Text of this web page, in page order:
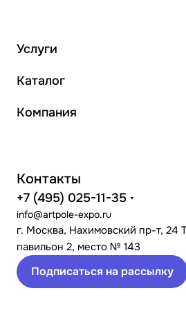
Услуги
Каталог
Компания
Контакты
+7 (495) 025-11-35
info@artpole-expo.ru
г. Москва, Нахимовский пр-т, 24
павильон 2, место № 143
Подписаться на рассылку